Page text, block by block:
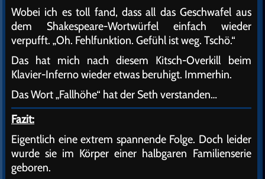
Wobei ich es toll fand, dass all das Geschwafel aus
dem Shakespeare-Wortwürfel einfach wieder
verpufft. „Oh. Fehlfunktion. Gefühl ist weg. Tschö.“
Das hat mich nach diesem Kitsch-Overkill beim
Klavier-Inferno wieder etwas beruhigt. Immerhin.
Das Wort „Fallhöhe“ hat der Seth verstanden…
Fazit:
Eigentlich eine extrem spannende Folge. Doch leider
wurde sie im Körper einer halbgaren Familienserie
geboren.